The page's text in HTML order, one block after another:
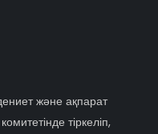
және ақпарат
тіркеліп,